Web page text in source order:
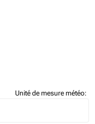
Unité de mesure météo: